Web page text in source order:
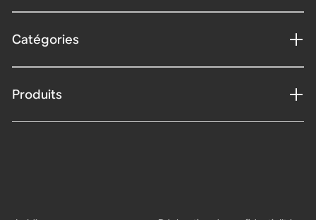
Catégories
Produits